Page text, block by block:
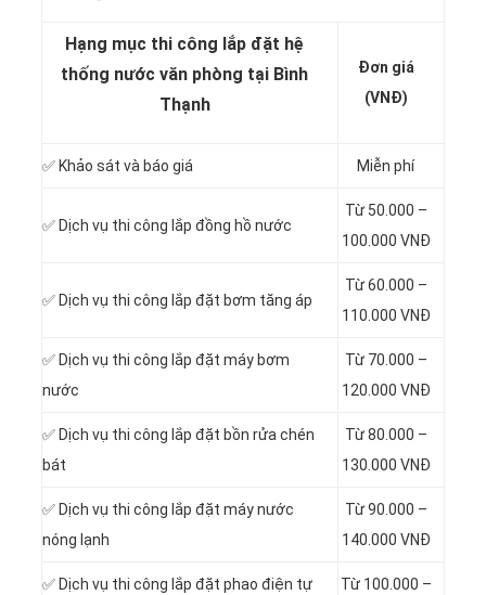
Hạng mục thi công lắp đặt hệ
thống nước văn phòng tại Bình
Thạnh
Đơn giá
(VNĐ)
✅ Khảo sát và báo giá Miễn phí
✅ Dịch vụ thi công lắp đồng hồ nước
Từ 50.000 –
100.000 VNĐ
✅ Dịch vụ thi công lắp đặt bơm tăng áp
Từ 60.000 –
110.000 VNĐ
✅ Dịch vụ thi công lắp đặt máy bơm
nước
Từ 70.000 –
120.000 VNĐ
✅ Dịch vụ thi công lắp đặt bồn rửa chén
bát
Từ 80.000 –
130.000 VNĐ
✅ Dịch vụ thi công lắp đặt máy nước
nóng lạnh
Từ 90.000 –
140.000 VNĐ
✅ Dịch vụ thi công lắp đặt phao điện tự Từ 100.000 –